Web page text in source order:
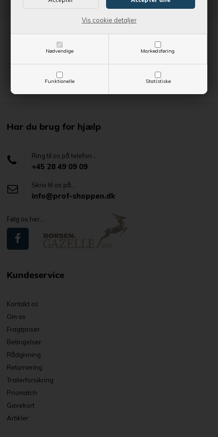
Nødvendige Markedsføring
Funktionelle Statistiske
Vis cookie detaljer
Har du brug for hjælp
Ring til os på telefon...
+45 28 49 09 09
Skriv til os på...
info@prof-shoppen.dk
Følg os her...
Kundeservice
Kontakt os
Om os
Fragtpriser
Betingelser
Rådgivning
Returnering
Trailerforsikring
Prismatch
Gavekort
Artikler